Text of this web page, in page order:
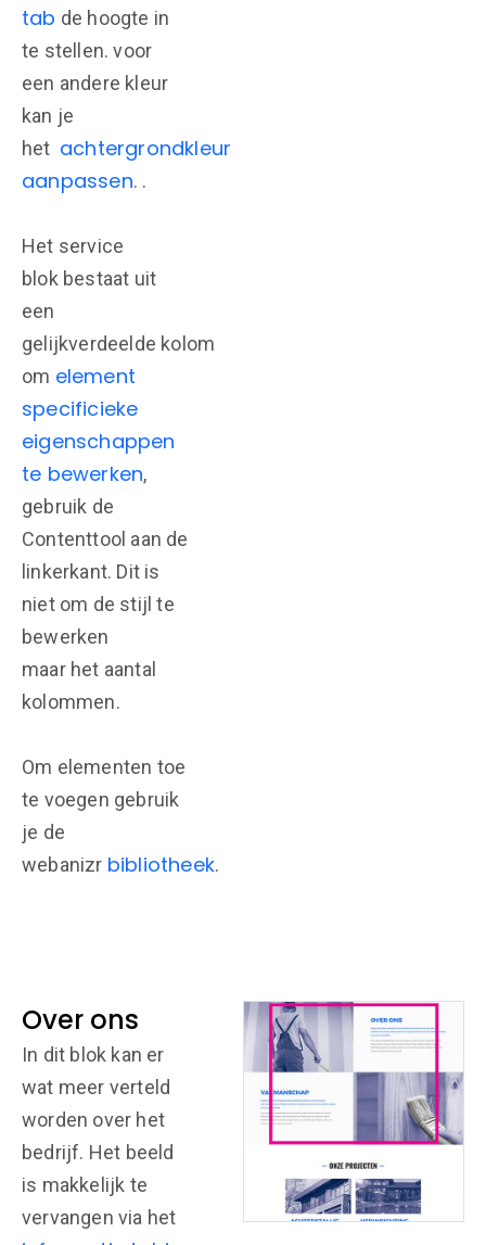
tab de hoogte in
te stellen. voor
een andere kleur
kan je
het achtergrondkleur
aanpassen. .
Het service
blok bestaat uit
een
gelijkverdeelde kolom
om element
specificieke
eigenschappen
te bewerken,
gebruik de
Contenttool aan de
linkerkant. Dit is
niet om de stijl te
bewerken
maar het aantal
kolommen.
Om elementen toe
te voegen gebruik
je de
webanizr bibliotheek.
Over ons
In dit blok kan er
wat meer verteld
worden over het
bedrijf. Het beeld
is makkelijk te
vervangen via het